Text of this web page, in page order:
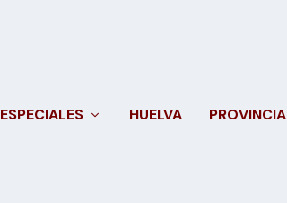
ESPECIALES HUELVA PROVINCIA